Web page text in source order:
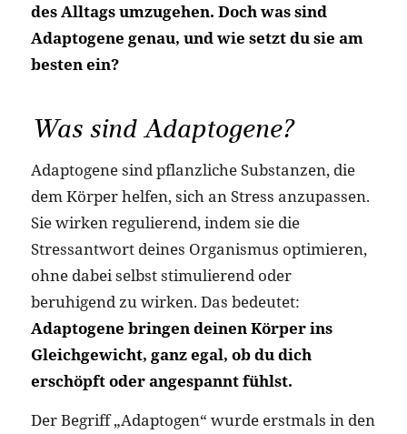
des Alltags umzugehen. Doch was sind
Adaptogene genau, und wie setzt du sie am
besten ein?
Was sind Adaptogene?
Adaptogene sind pflanzliche Substanzen, die
dem Körper helfen, sich an Stress anzupassen.
Sie wirken regulierend, indem sie die
Stressantwort deines Organismus optimieren,
ohne dabei selbst stimulierend oder
beruhigend zu wirken. Das bedeutet:
Adaptogene bringen deinen Körper ins
Gleichgewicht, ganz egal, ob du dich
erschöpft oder angespannt fühlst.
Der Begriff „Adaptogen“ wurde erstmals in den